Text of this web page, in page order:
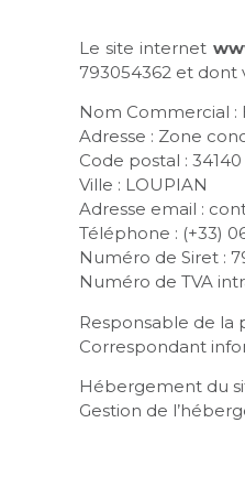
Le site internet
793054362 et dont
Nom Commercial :
Adresse : Zone
Code postal : 34140
Ville : LOUPIAN
Adresse email :
Téléphone : (+33)
Numéro de Siret :
Numéro de TVA
Responsable de la
Correspondant
Hébergement du
Gestion de